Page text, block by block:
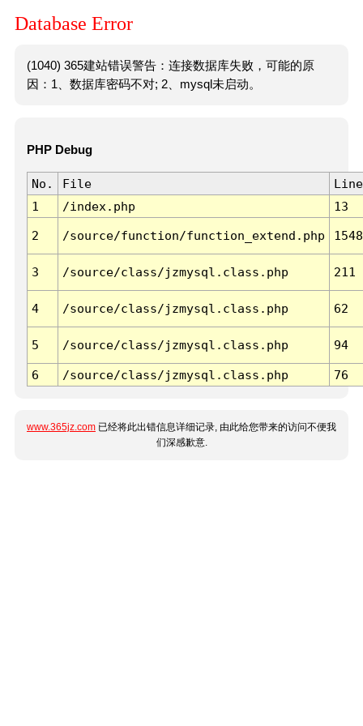
Database Error
(1040) 365建站错误警告：连接数据库失败，可能的原
因：1、数据库密码不对; 2、mysql未启动。
PHP Debug
No. File
Line
1
/index.php 13
2 /source/function/function_extend.php 1548
3 /source/class/jzmysql.class.php 211
4 /source/class/jzmysql.class.php 62
5 /source/class/jzmysql.class.php 94
6 /source/class/jzmysql.class.php 76
www.365jz.com 已经将此出错信息详细记录, 由此给您带来的访问不便我
们深感歉意.